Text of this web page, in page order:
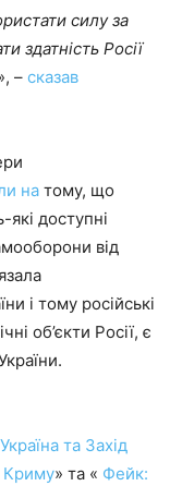
силу за
здатність Росії
– сказав
на тому, що
доступні
від
і тому російські
об’єкти Росії, є
та Захід
Криму» та « Фейк: